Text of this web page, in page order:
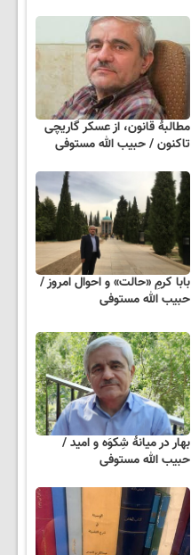
مطالبهٔ قانون، از عسکر گاریچی
تاکنون / حبیب الله مستوفی
بابا کرمِ «حالت» و احوال امروز /
حبیب الله مستوفی
بهار در میانهٔ شِکوَه و امید /
حبیب الله مستوفی